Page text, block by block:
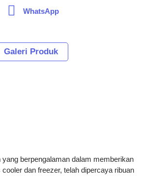
WhatsApp
Galeri Produk
berpengalaman dalam memberikan
dan freezer, telah dipercaya ribuan